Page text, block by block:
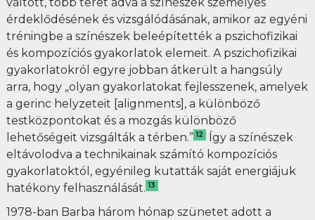
érdeklődésének és vizsgálódásának, amikor az egyéni
tréningbe a színészek beleépítették a pszichofizikai
és kompozíciós gyakorlatok elemeit. A pszichofizikai
gyakorlatokról egyre jobban átkerült a hangsúly
arra, hogy „olyan gyakorlatokat fejlesszenek, amelyek
a gerinc helyzeteit [alignments], a különböző
testközpontokat és a mozgás különböző
lehetőségeit vizsgálták a térben.” 12
Így a színészek
eltávolodva a technikainak számító kompozíciós
gyakorlatoktól, egyénileg kutatták saját energiájuk
hatékony felhasználását. 13
1978-ban Barba három hónap szünetet adott a